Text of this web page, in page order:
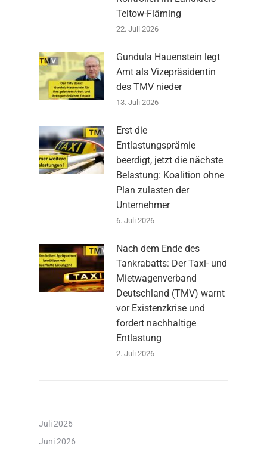
Teltow-Fläming
22. Juli 2026
Gundula Hauenstein legt
Amt als Vizepräsidentin
des TMV nieder
13. Juli 2026
Erst die
Entlastungsprämie
beerdigt, jetzt die nächste
Belastung: Koalition ohne
Plan zulasten der
Unternehmer
6. Juli 2026
Nach dem Ende des
Tankrabatts: Der Taxi- und
Mietwagenverband
Deutschland (TMV) warnt
vor Existenzkrise und
fordert nachhaltige
Entlastung
2. Juli 2026
Juli 2026
Juni 2026